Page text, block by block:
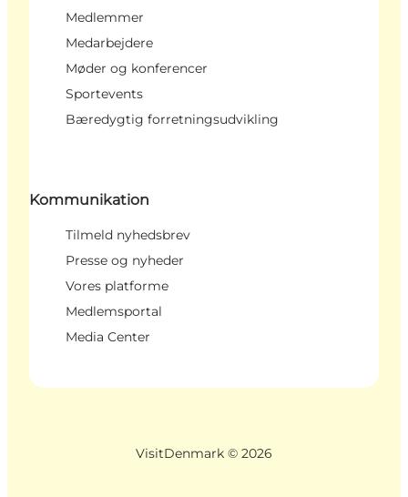
Medlemmer
Medarbejdere
Møder og konferencer
Sportevents
Bæredygtig forretningsudvikling
Kommunikation
Tilmeld nyhedsbrev
Presse og nyheder
Vores platforme
Medlemsportal
Media Center
VisitDenmark © 2026